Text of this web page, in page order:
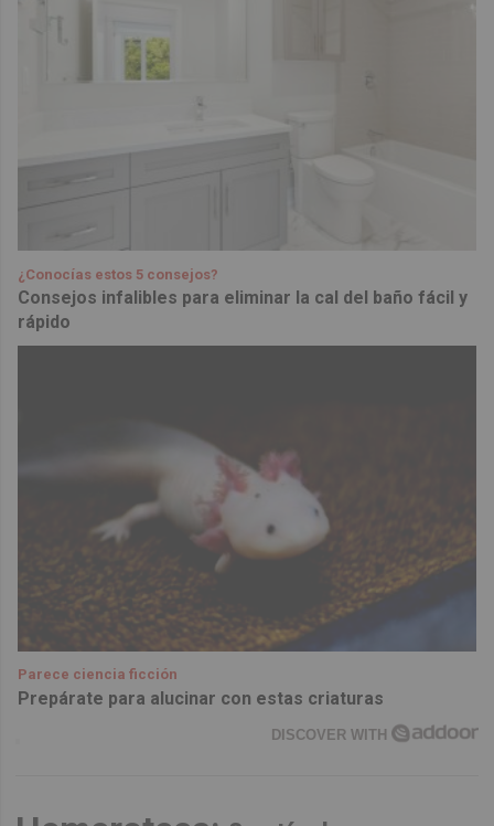
¿Conocías estos 5 consejos?
Consejos infalibles para eliminar la cal del baño fácil y
rápido
Parece ciencia ficción
Prepárate para alucinar con estas criaturas
DISCOVER WITH